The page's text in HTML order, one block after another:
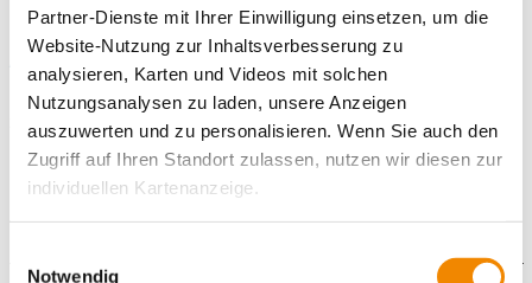
Partner-Dienste mit Ihrer Einwilligung einsetzen, um die
Website-Nutzung zur Inhaltsverbesserung zu
analysieren, Karten und Videos mit solchen
Nutzungsanalysen zu laden, unsere Anzeigen
auszuwerten und zu personalisieren. Wenn Sie auch den
Zugriff auf Ihren Standort zulassen, nutzen wir diesen zur
individuellen Kartenanzeige.
unsere Partner Daten wie Ihre IP-Adresse und
Notwendig
ist rund um die Uhr als Ansprechpartner vor Ort.
Angebote und Projekte
Neben der sozialpädagogischen Alltagsbegleitung halten wir
zusätzliche Angebote vor. Dazu gehören
Bewohnerversammlungen
Sportangebote